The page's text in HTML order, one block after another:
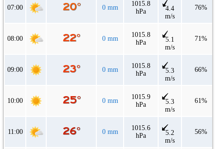
07:00 0 mm
1015.8
hPa
4.4
m/s
76%
08:00 0 mm
1015.8
hPa
5.1
m/s
71%
09:00 0 mm
1015.8
hPa
5.3
m/s
66%
10:00 0 mm
1015.9
hPa
5.3
m/s
61%
11:00 0 mm
1015.6
hPa
5.2
m/s
56%